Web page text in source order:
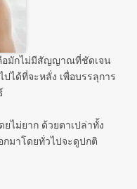
อมักไม่มีสัญญาณที่ชัดเจน
ปได้ที่จะหลั่ง เพื่อบรรลุการ
ไม่ยาก ด้วยตาเปล่าทั้ง
มาโดยทั่วไปจะดูปกติ